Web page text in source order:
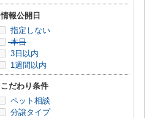
情報公開日
指定しない
本日
3日以内
1週間以内
こだわり条件
ペット相談
分譲タイプ